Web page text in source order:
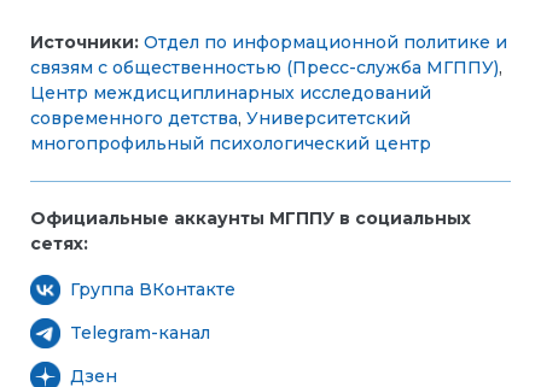
Источники: Отдел по информационной политике и
связям с общественностью (Пресс-служба МГППУ),
Центр междисциплинарных исследований
современного детства, Университетский
многопрофильный психологический центр
Официальные аккаунты МГППУ в социальных
сетях:
Группа ВКонтакте
Telegram-канал
Дзен